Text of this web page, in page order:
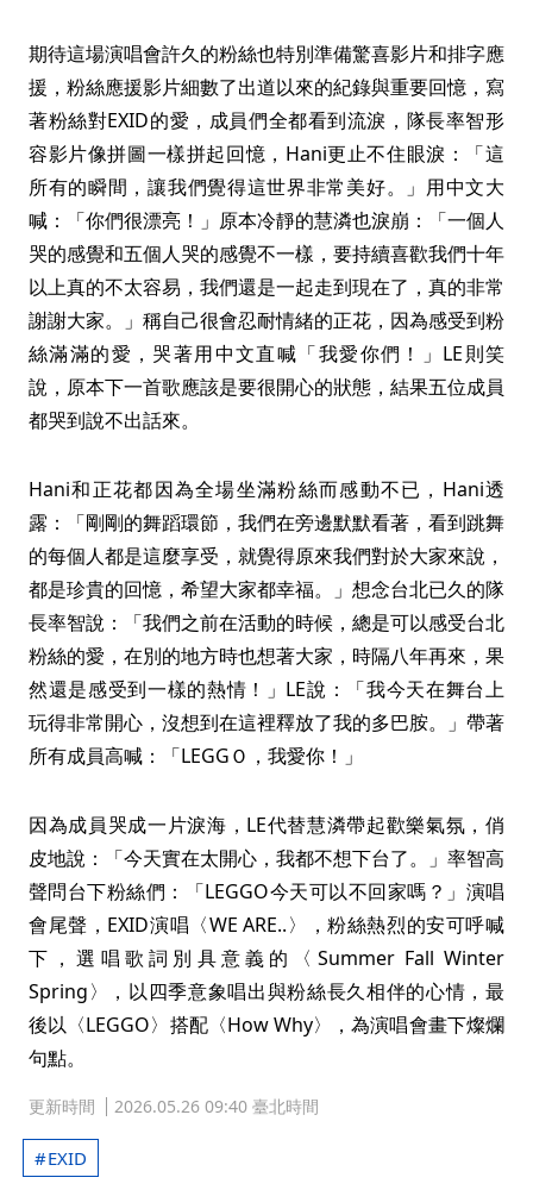
期待這場演唱會許久的粉絲也特別準備驚喜影片和排字應
援，粉絲應援影片細數了出道以來的紀錄與重要回憶，寫
著粉絲對EXID的愛，成員們全都看到流淚，隊長率智形
容影片像拼圖一樣拼起回憶，Hani更止不住眼淚：「這
所有的瞬間，讓我們覺得這世界非常美好。」用中文大
喊：「你們很漂亮！」原本冷靜的慧潾也淚崩：「一個人
哭的感覺和五個人哭的感覺不一樣，要持續喜歡我們十年
以上真的不太容易，我們還是一起走到現在了，真的非常
謝謝大家。」稱自己很會忍耐情緒的正花，因為感受到粉
絲滿滿的愛，哭著用中文直喊「我愛你們！」LE則笑
說，原本下一首歌應該是要很開心的狀態，結果五位成員
都哭到說不出話來。
Hani和正花都因為全場坐滿粉絲而感動不已，Hani透
露：「剛剛的舞蹈環節，我們在旁邊默默看著，看到跳舞
的每個人都是這麼享受，就覺得原來我們對於大家來說，
都是珍貴的回憶，希望大家都幸福。」想念台北已久的隊
長率智說：「我們之前在活動的時候，總是可以感受台北
粉絲的愛，在別的地方時也想著大家，時隔八年再來，果
然還是感受到一樣的熱情！」LE說：「我今天在舞台上
玩得非常開心，沒想到在這裡釋放了我的多巴胺。」帶著
所有成員高喊：「LEGGＯ，我愛你！」
因為成員哭成一片淚海，LE代替慧潾帶起歡樂氣氛，俏
皮地說：「今天實在太開心，我都不想下台了。」率智高
聲問台下粉絲們：「LEGGO今天可以不回家嗎？」演唱
會尾聲，EXID演唱〈WE ARE..〉，粉絲熱烈的安可呼喊
下，選唱歌詞別具意義的〈Summer Fall Winter
Spring〉，以四季意象唱出與粉絲長久相伴的心情，最
後以〈LEGGO〉搭配〈How Why〉，為演唱會畫下燦爛
句點。
更新時間 2026.05.26 09:40 臺北時間
EXID